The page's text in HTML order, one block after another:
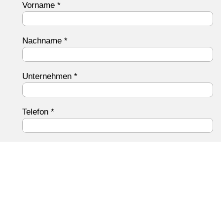
Vorname *
Nachname *
Unternehmen *
Telefon *